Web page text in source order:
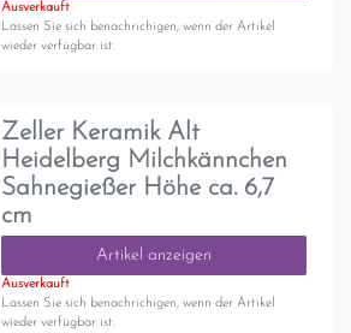
Ausverkauft
Lassen Sie sich benachrichigen, wenn der Artikel
wieder verfügbar ist.
Zeller Keramik Alt
Heidelberg Milchkännchen
Sahnegießer Höhe ca. 6,7
cm
Artikel anzeigen
Ausverkauft
Lassen Sie sich benachrichigen, wenn der Artikel
wieder verfügbar ist.